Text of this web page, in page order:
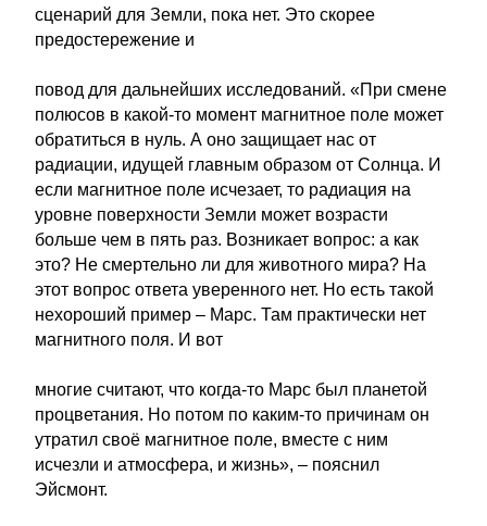
сценарий для Земли, пока нет. Это скорее
предостережение и
повод для дальнейших исследований. «При смене
полюсов в какой-то момент магнитное поле может
обратиться в нуль. А оно защищает нас от
радиации, идущей главным образом от Солнца. И
если магнитное поле исчезает, то радиация на
уровне поверхности Земли может возрасти
больше чем в пять раз. Возникает вопрос: а как
это? Не смертельно ли для животного мира? На
этот вопрос ответа уверенного нет. Но есть такой
нехороший пример – Марс. Там практически нет
магнитного поля. И вот
многие считают, что когда-то Марс был планетой
процветания. Но потом по каким-то причинам он
утратил своё магнитное поле, вместе с ним
исчезли и атмосфера, и жизнь», – пояснил
Эйсмонт.